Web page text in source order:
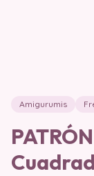
Amigurumis